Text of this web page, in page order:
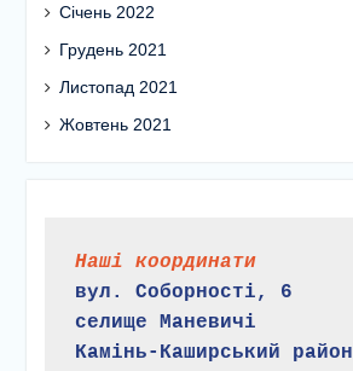
Січень 2022
Грудень 2021
Листопад 2021
Жовтень 2021
Наші координати
вул. Соборності, 6
селище Маневичі
Камінь-Каширський район